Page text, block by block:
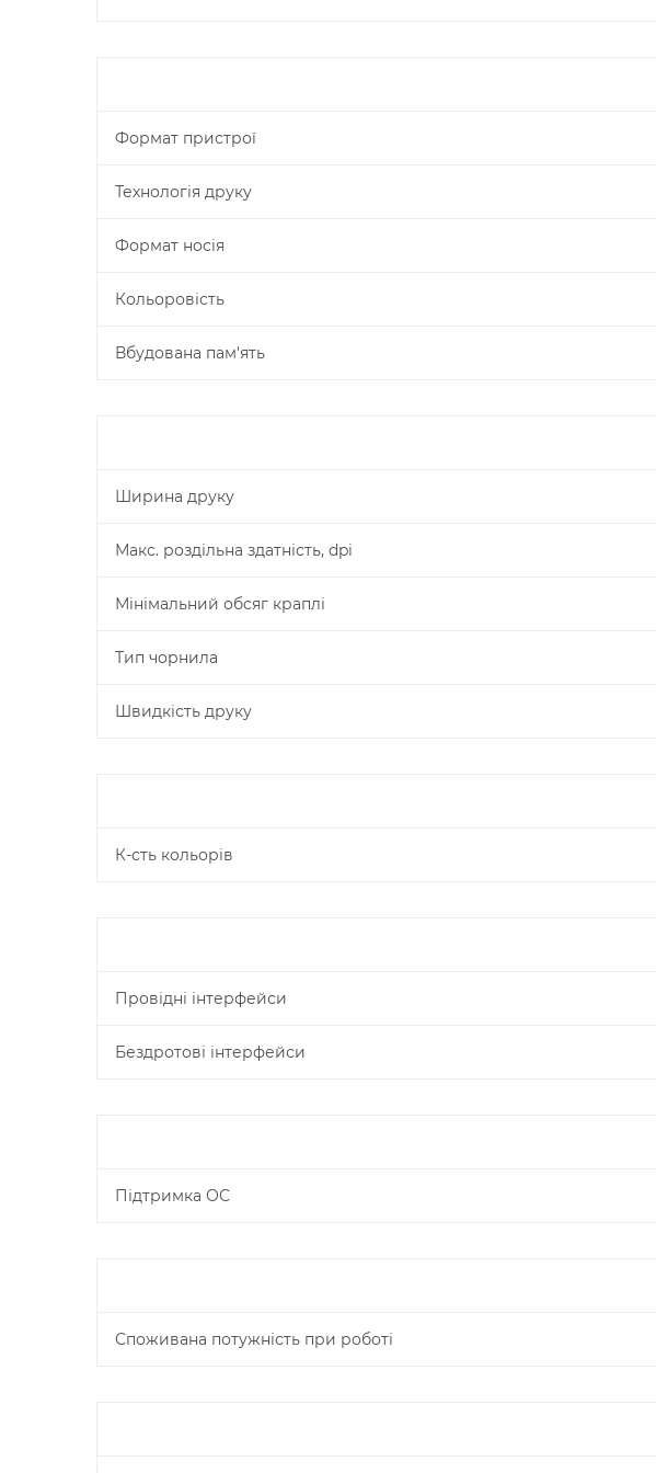
Формат пристрої
Технологія друку
Формат носія
Кольоровість
Вбудована пам'ять
Ширина друку
Макс. роздільна здатність, dpi
Мінімальний обсяг краплі
Тип чорнила
Швидкість друку
К-сть кольорів
Провідні інтерфейси
Бездротові інтерфейси
Підтримка ОС
Споживана потужність при роботі